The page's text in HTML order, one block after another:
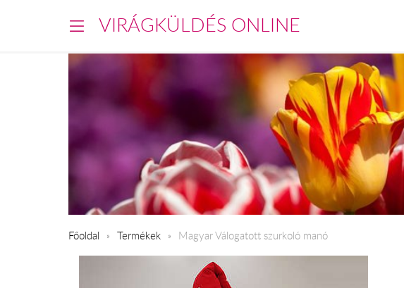
VIRÁGKÜLDÉS ONLINE
Főoldal Termékek Magyar Válogatott szurkoló manó